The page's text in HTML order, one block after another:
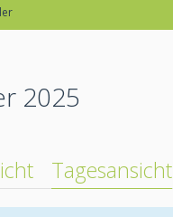
2025
Tagesansicht